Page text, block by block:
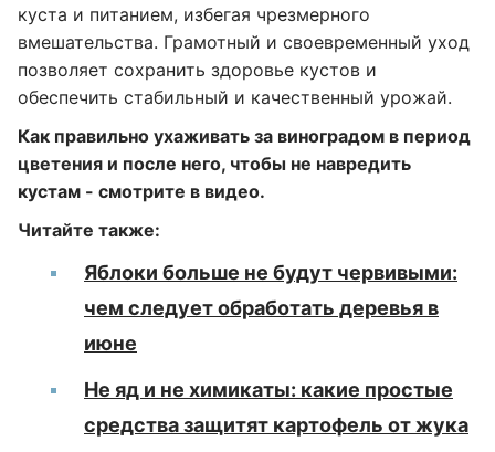
куста и питанием, избегая чрезмерного
вмешательства. Грамотный и своевременный уход
позволяет сохранить здоровье кустов и
обеспечить стабильный и качественный урожай.
Как правильно ухаживать за виноградом в период
цветения и после него, чтобы не навредить
кустам - смотрите в видео.
Читайте также:
Яблоки больше не будут червивыми:
чем следует обработать деревья в
июне
Не яд и не химикаты: какие простые
средства защитят картофель от жука